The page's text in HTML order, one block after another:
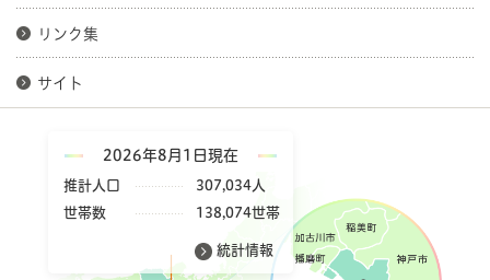
リンク集
サイト
2026年8月1日現在
推計人口
307,034人
世帯数
138,074世帯
統計情報